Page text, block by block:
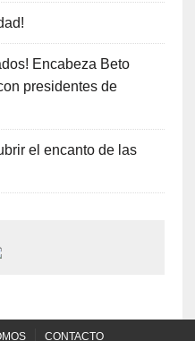
Encabeza Beto
presidentes de
el encanto de las
CONTACTO